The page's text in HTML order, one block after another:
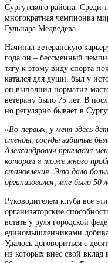
Сургутского района. Среди
многократная чемпионка
Гульнара Медведева.
Начинал ветеранскую
года он – бессменный
тягу к этому виду спорта
катался для души, был у
он выполнил норматив
ветерану было 75 лет. В
но регулярно бывает в
«Во-первых, у меня здесь
стенды, сосуды забитые
Александрович пригласил
котором я тоже много
становления. Это дало
организовался, мне было 50
Руководителем клуба все
организаторские
встать у руля городской
единомышленниками
Удалось договориться с
из которых внес свой